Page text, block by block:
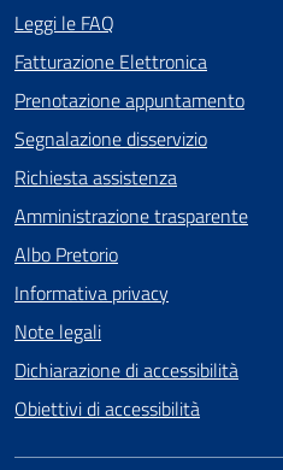
Leggi le FAQ
Fatturazione Elettronica
Prenotazione appuntamento
Segnalazione disservizio
Richiesta assistenza
Amministrazione trasparente
Albo Pretorio
Informativa privacy
Note legali
Dichiarazione di accessibilità
Obiettivi di accessibilità